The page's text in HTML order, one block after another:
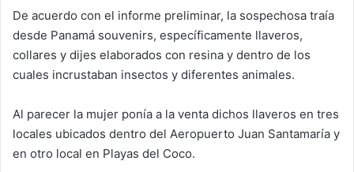
De acuerdo con el informe preliminar, la sospechosa traía
desde Panamá souvenirs, específicamente llaveros,
collares y dijes elaborados con resina y dentro de los
cuales incrustaban insectos y diferentes animales.
Al parecer la mujer ponía a la venta dichos llaveros en tres
locales ubicados dentro del Aeropuerto Juan Santamaría y
en otro local en Playas del Coco.